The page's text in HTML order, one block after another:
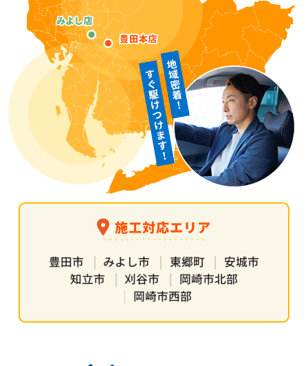
施工対応エリア
豊田市 みよし市 東郷町
安城市
知立市
刈谷市
岡崎市北部
岡崎市西部